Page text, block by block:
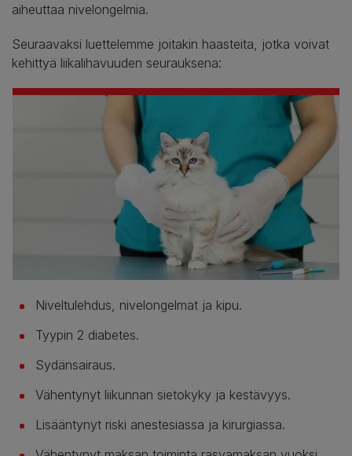
aiheuttaa nivelongelmia.
Seuraavaksi luettelemme joitakin haasteita, jotka voivat
kehittyä liikalihavuuden seurauksena:
Niveltulehdus, nivelongelmat ja kipu.
Tyypin 2 diabetes.
Sydänsairaus.
Vähentynyt liikunnan sietokyky ja kestävyys.
Lisääntynyt riski anestesiassa ja kirurgiassa.